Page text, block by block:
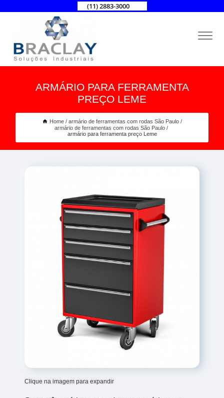
(11) 2883-3000
ARMÁRIO PARA FERRAMENTA
PREÇO LEME
Home
armário de ferramentas com rodas São Paulo
armário de ferramentas com rodas São Paulo
armário para ferramenta preço Leme
Clique na imagem para expandir